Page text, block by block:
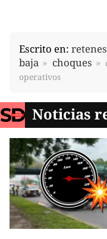
Escrito en: retenes
baja
choques
operativos
Noticias